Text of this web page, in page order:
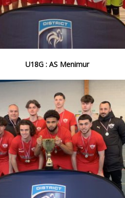
U18G : AS Menimur